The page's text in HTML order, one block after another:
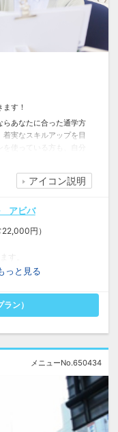
す！
らあなたに合った通学方
実なスキルアップを目
使っている方も、自分
こともありません。ま
アイコン説明
アビバ
円）
す。
きません。
っと見る
ラン）
メニューNo.650434